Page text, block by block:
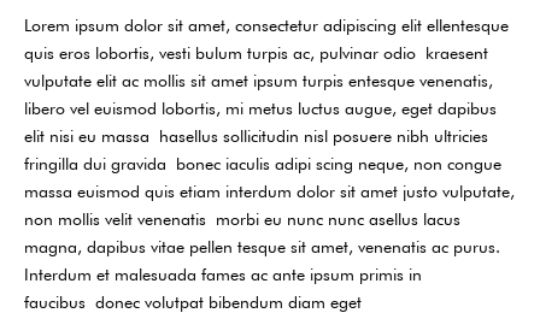
Lorem ipsum dolor sit amet, consectetur adipiscing elit ellentesque
quis eros lobortis, vesti bulum turpis ac, pulvinar odio kraesent
vulputate elit ac mollis sit amet ipsum turpis entesque venenatis,
libero vel euismod lobortis, mi metus luctus augue, eget dapibus
elit nisi eu massa hasellus sollicitudin nisl posuere nibh ultricies
fringilla dui gravida bonec iaculis adipi scing neque, non congue
massa euismod quis etiam interdum dolor sit amet justo vulputate,
non mollis velit venenatis morbi eu nunc nunc asellus lacus
magna, dapibus vitae pellen tesque sit amet, venenatis ac purus.
Interdum et malesuada fames ac ante ipsum primis in
faucibus donec volutpat bibendum diam eget